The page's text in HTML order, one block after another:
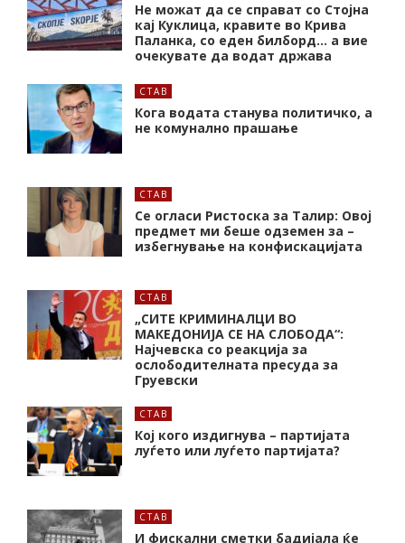
Не можат да се справат со Стојна
кај Куклица, кравите во Крива
Паланка, со еден билборд… а вие
очекувате да водат држава
СТАВ
Кога водата станува политичко, а
не комунално прашање
СТАВ
Се огласи Ристоска за Талир: Овој
предмет ми беше одземен за –
избегнување на конфискацијата
СТАВ
„СИТЕ КРИМИНАЛЦИ ВО
МАКЕДОНИЈА СЕ НА СЛОБОДА“:
Најчевска со реакција за
ослободителната пресуда за
Груевски
СТАВ
Кој кого издигнува – партијата
луѓето или луѓето партијата?
СТАВ
И фискални сметки бадијала ќе